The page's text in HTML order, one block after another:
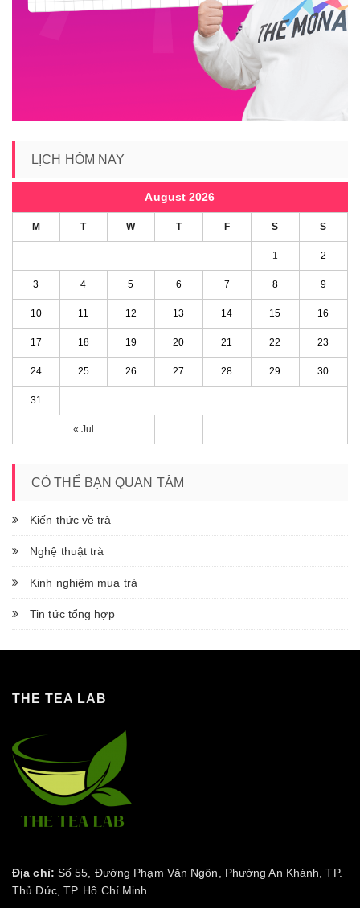
LỊCH HÔM NAY
August 2026
M T W T F S S
« Jul
1 2
3 4 5 6 7 8 9
10 11 12 13 14 15 16
17 18 19 20 21 22 23
24 25 26 27 28 29 30
31
CÓ THỂ BẠN QUAN TÂM
Kiến thức về trà
Nghệ thuật trà
Kinh nghiệm mua trà
Tin tức tổng hợp
THE TEA LAB
Địa chỉ: Số 55, Đường Phạm Văn Ngôn, Phường An Khánh, TP.
Thủ Đức, TP. Hồ Chí Minh